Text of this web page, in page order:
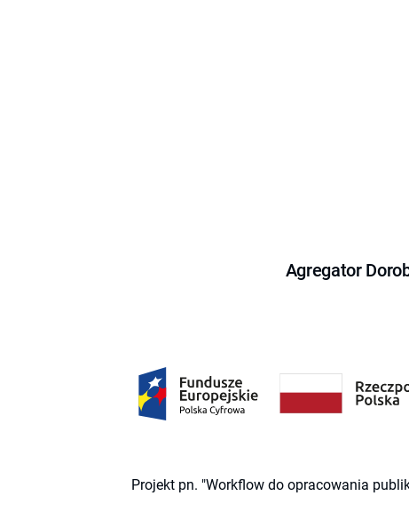
Agregator
Projekt pn. "Workflow do opracowania